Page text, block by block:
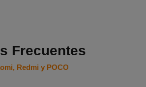
Frecuentes
Redmi y POCO